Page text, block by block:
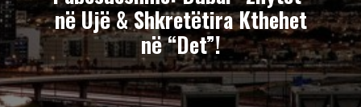
në Ujë & Shkretëtira Kthehet
në “Det”!